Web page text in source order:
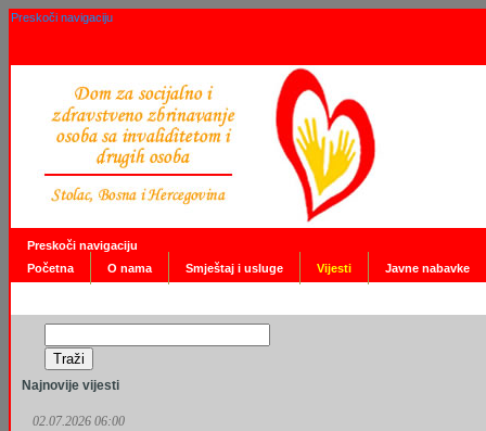
Preskoči navigaciju
Preskoči navigaciju
Početna
O nama Smještaj i usluge Vijesti Javne nabavke
Najnovije vijesti
02.07.2026 06:00